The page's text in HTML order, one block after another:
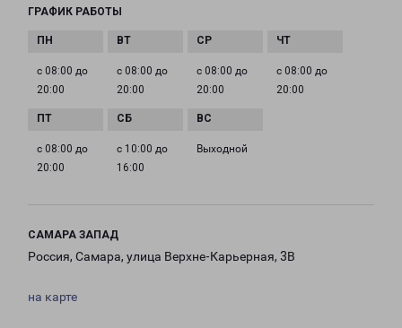
ГРАФИК РАБОТЫ
с 08:00 до
20:00
с 08:00 до
20:00
с 08:00 до
20:00
с 08:00 до
20:00
с 08:00 до
20:00
с 10:00 до
16:00
Выходной
САМАРА ЗАПАД
Россия, Самара, улица Верхне-Карьерная, 3В
на карте